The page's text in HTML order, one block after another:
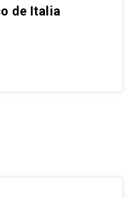
de Italia